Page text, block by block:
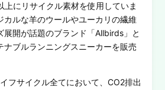
上にリサイクル素材を使用していま
カルな羊のウールやユーカリの繊維
展開が話題のブランド「Allbirds」と
ナブルランニングスニーカーを販売
フサイクル全てにおいて、CO2排出